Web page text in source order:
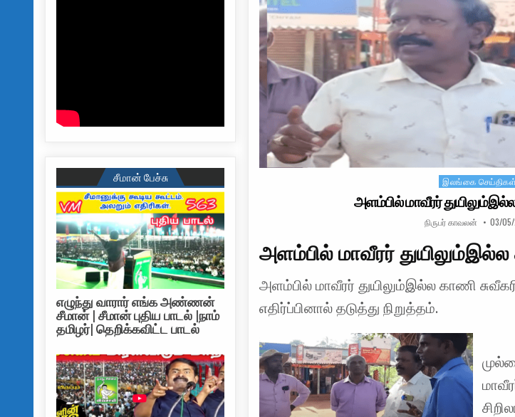
Posted in
இலங்கை செய்திகள்
அளம்பில் மாவீரர் துயிலும்இல்ல
AUTHOR:
நிருபர் காவலன் 03/
அளம்பில் மாவீரர் துயிலும்இல்ல
அளம்பில் மாவீரர் துயிலும்இல்ல காணி
எதிர்ப்பினால் தடுத்து நிறுத்தம்.
சீமான் பேச்சு
எழுந்து வாரார் எங்க அண்ணன்
சீமான் | சீமான் புதிய பாடல் |நாம்
தமிழர்| தெறிக்கவிட்ட பாடல்